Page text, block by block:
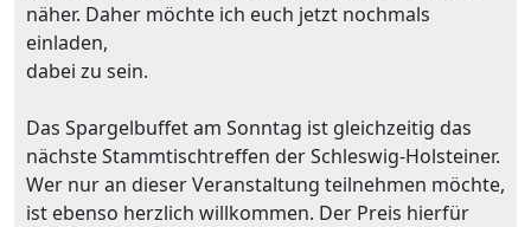
näher. Daher möchte ich euch jetzt nochmals
einladen,
dabei zu sein.
Das Spargelbuffet am Sonntag ist gleichzeitig das
nächste Stammtischtreffen der Schleswig-Holsteiner.
Wer nur an dieser Veranstaltung teilnehmen möchte,
ist ebenso herzlich willkommen. Der Preis hierfür